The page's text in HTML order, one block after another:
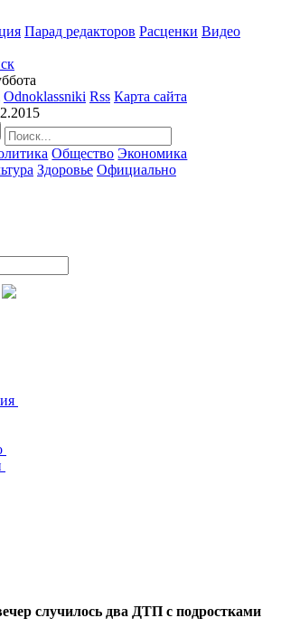
Парад редакторов Расценки Видео
Odnoklassniki Rss Карта сайта
Общество Экономика
Здоровье Официально
случилось два ДТП с подростками